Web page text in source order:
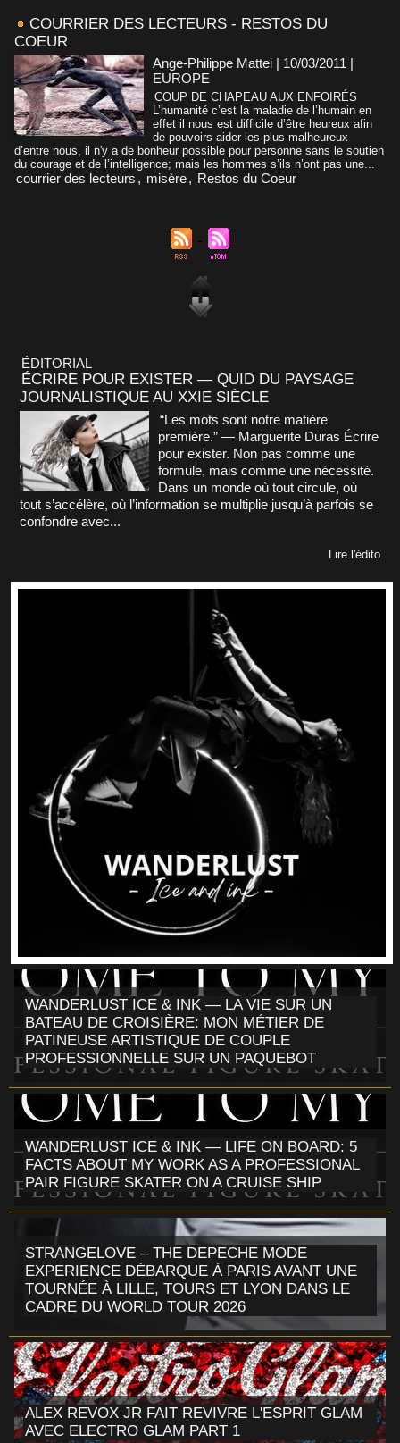
COURRIER DES LECTEURS - RESTOS DU
COEUR
Ange-Philippe Mattei | 10/03/2011 |
EUROPE
COUP DE CHAPEAU AUX ENFOIRÉS
L’humanité c’est la maladie de l’humain en
effet il nous est difficile d’être heureux afin
de pouvoirs aider les plus malheureux
d’entre nous, il n'y a de bonheur possible pour personne sans le soutien
du courage et de l’intelligence; mais les hommes s’ils n’ont pas une...
courrier des lecteurs , misère, Restos du Coeur
ÉDITORIAL
ÉCRIRE POUR EXISTER — QUID DU PAYSAGE
JOURNALISTIQUE AU XXIE SIÈCLE
“Les mots sont notre matière
première.” — Marguerite Duras Écrire
pour exister. Non pas comme une
formule, mais comme une nécessité.
Dans un monde où tout circule, où
tout s’accélère, où l’information se multiplie jusqu’à parfois se
confondre avec...
Lire l'édito
WANDERLUST ICE & INK — LA VIE SUR UN
BATEAU DE CROISIÈRE: MON MÉTIER DE
PATINEUSE ARTISTIQUE DE COUPLE
PROFESSIONNELLE SUR UN PAQUEBOT
WANDERLUST ICE & INK — LIFE ON BOARD: 5
FACTS ABOUT MY WORK AS A PROFESSIONAL
PAIR FIGURE SKATER ON A CRUISE SHIP
STRANGELOVE – THE DEPECHE MODE
EXPERIENCE DÉBARQUE À PARIS AVANT UNE
TOURNÉE À LILLE, TOURS ET LYON DANS LE
CADRE DU WORLD TOUR 2026
ALEX REVOX JR FAIT REVIVRE L'ESPRIT GLAM
AVEC ELECTRO GLAM PART 1